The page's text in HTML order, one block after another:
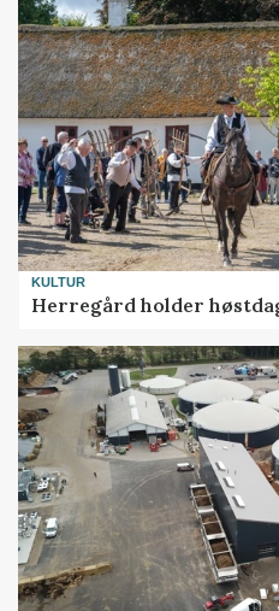
KULTUR
Herregård holder